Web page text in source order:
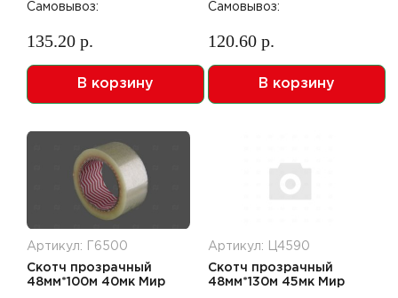
Самовывоз:
135.20 р.
В корзину
Самовывоз:
120.60 р.
В корзину
Артикул: Г6500
Скотч прозрачный
48мм*100м 40мк Мир
Артикул: Ц4590
Скотч прозрачный
48мм*130м 45мк Мир